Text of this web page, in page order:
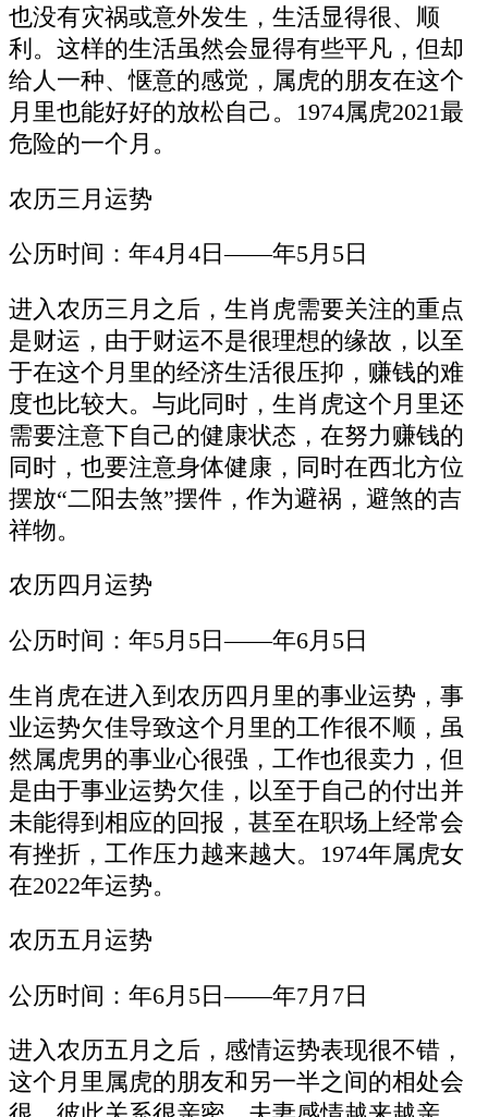
也没有灾祸或意外发生，生活显得很、顺
利。这样的生活虽然会显得有些平凡，但却
给人一种、惬意的感觉，属虎的朋友在这个
月里也能好好的放松自己。1974属虎2021最
危险的一个月。
农历三月运势
公历时间：年4月4日——年5月5日
进入农历三月之后，生肖虎需要关注的重点
是财运，由于财运不是很理想的缘故，以至
于在这个月里的经济生活很压抑，赚钱的难
度也比较大。与此同时，生肖虎这个月里还
需要注意下自己的健康状态，在努力赚钱的
同时，也要注意身体健康，同时在西北方位
摆放“二阳去煞”摆件，作为避祸，避煞的吉
祥物。
农历四月运势
公历时间：年5月5日——年6月5日
生肖虎在进入到农历四月里的事业运势，事
业运势欠佳导致这个月里的工作很不顺，虽
然属虎男的事业心很强，工作也很卖力，但
是由于事业运势欠佳，以至于自己的付出并
未能得到相应的回报，甚至在职场上经常会
有挫折，工作压力越来越大。1974年属虎女
在2022年运势。
农历五月运势
公历时间：年6月5日——年7月7日
进入农历五月之后，感情运势表现很不错，
这个月里属虎的朋友和另一半之间的相处会